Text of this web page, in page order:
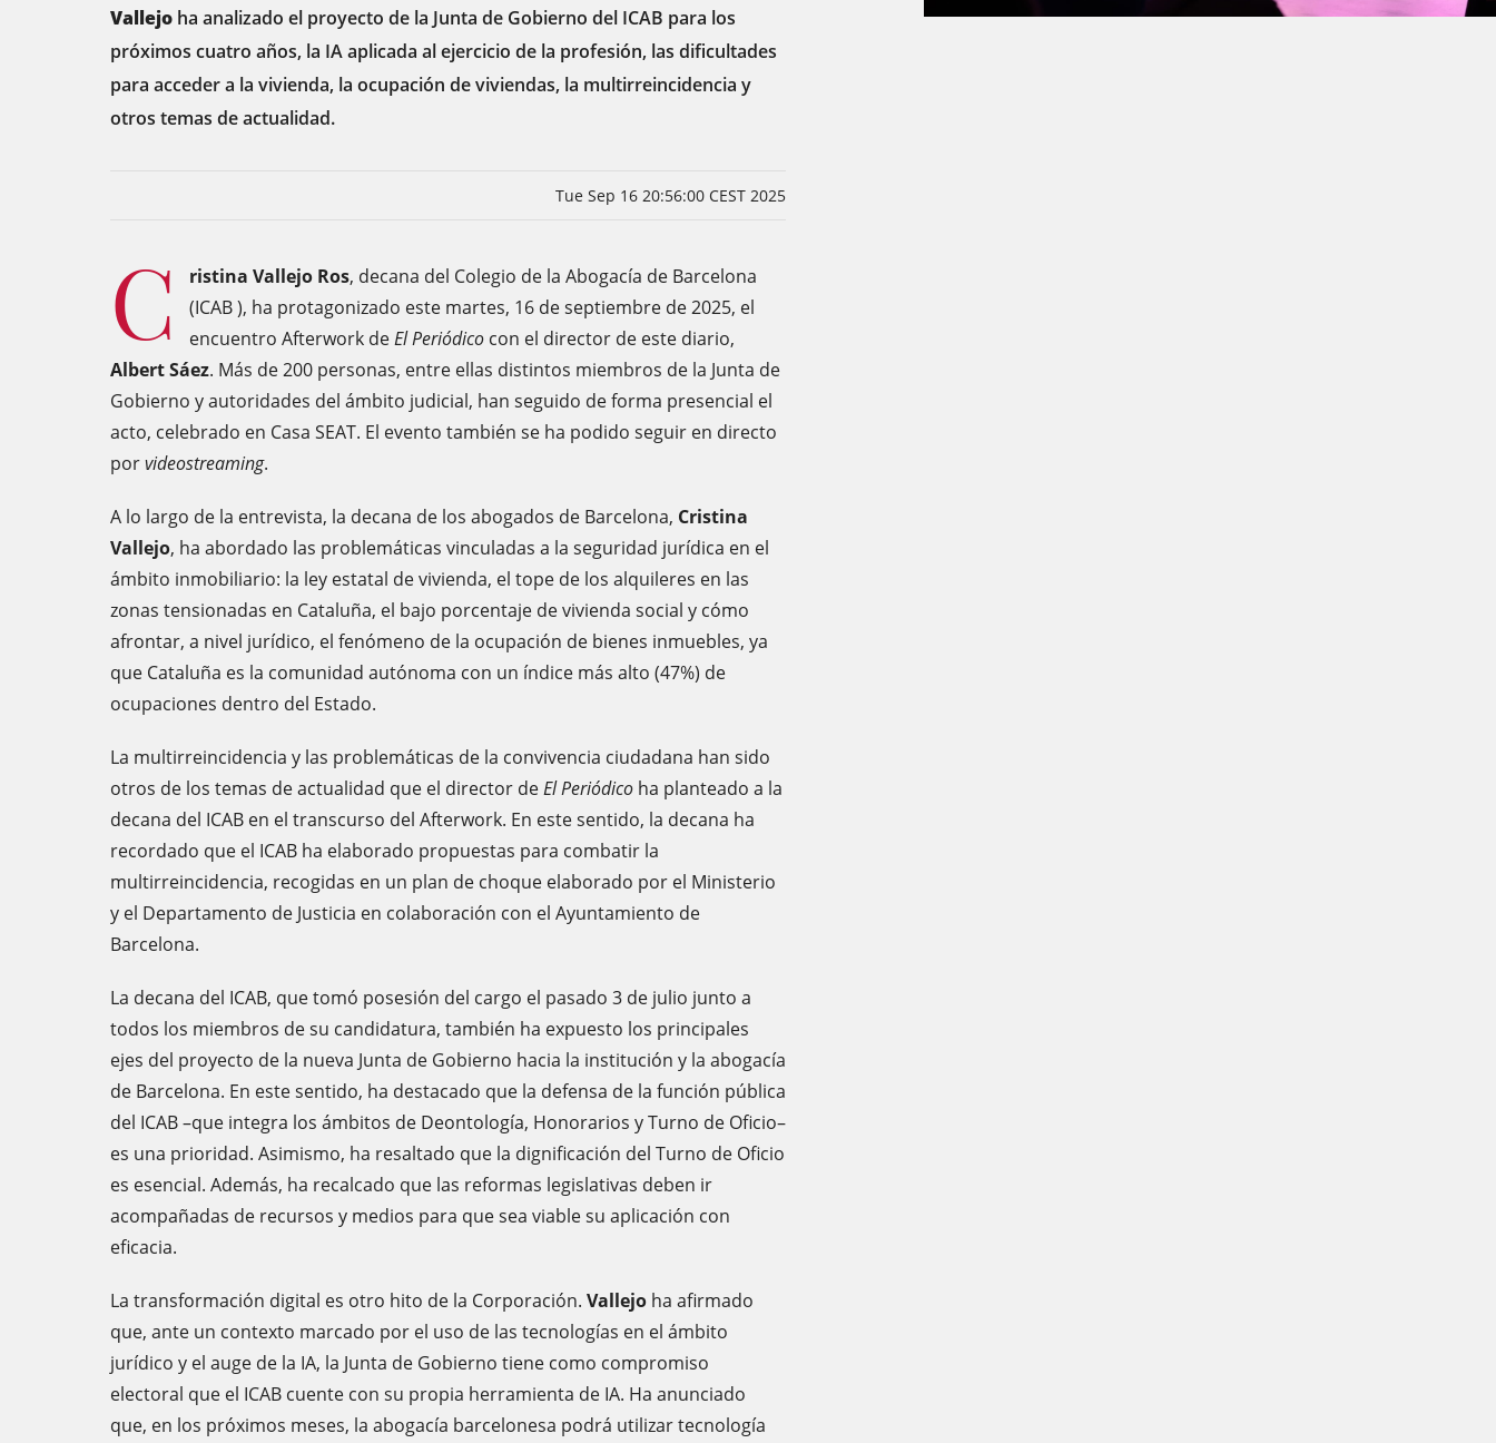
Vallejo ha analizado el proyecto de la Junta de Gobierno del ICAB para los
próximos cuatro años, la IA aplicada al ejercicio de la profesión, las dificultades
para acceder a la vivienda, la ocupación de viviendas, la multirreincidencia y
otros temas de actualidad.
Tue Sep 16 20:56:00 CEST 2025
C ristina Vallejo Ros, decana del Colegio de la Abogacía de Barcelona
(ICAB ), ha protagonizado este martes, 16 de septiembre de 2025, el
encuentro Afterwork deEl Periódico con el director de este diario,
Albert Sáez. Más de 200 personas, entre ellas distintos miembros de la Junta de
Gobierno y autoridades del ámbito judicial, han seguido de forma presencial el
acto, celebrado en Casa SEAT. El evento también se ha podido seguir en directo
porvideostreaming.
A lo largo de la entrevista, la decana de los abogados de Barcelona, ​​ Cristina
Vallejo, ha abordado las problemáticas vinculadas a la seguridad jurídica en el
ámbito inmobiliario: la ley estatal de vivienda, el tope de los alquileres en las
zonas tensionadas en Cataluña, el bajo porcentaje de vivienda social y cómo
afrontar, a nivel jurídico, el fenómeno de la ocupación de bienes inmuebles, ya
que Cataluña es la comunidad autónoma con un índice más alto (47%) de
ocupaciones dentro del Estado.
La multirreincidencia y las problemáticas de la convivencia ciudadana han sido
otros de los temas de actualidad que el director deEl Periódico ha planteado a la
decana del ICAB en el transcurso del Afterwork. En este sentido, la decana ha
recordado que el ICAB ha elaborado propuestas para combatir la
multirreincidencia, recogidas en un plan de choque elaborado por el Ministerio
y el Departamento de Justicia en colaboración con el Ayuntamiento de
Barcelona.
La decana del ICAB, que tomó posesión del cargo el pasado 3 de julio junto a
todos los miembros de su candidatura, también ha expuesto los principales
ejes del proyecto de la nueva Junta de Gobierno hacia la institución y la abogacía
de Barcelona. En este sentido, ha destacado que la defensa de la función pública
del ICAB –que integra los ámbitos de Deontología, Honorarios y Turno de Oficio–
es una prioridad. Asimismo, ha resaltado que la dignificación del Turno de Oficio
es esencial. Además, ha recalcado que las reformas legislativas deben ir
acompañadas de recursos y medios para que sea viable su aplicación con
eficacia.
La transformación digital es otro hito de la Corporación. Vallejo ha afirmado
que, ante un contexto marcado por el uso de las tecnologías en el ámbito
jurídico y el auge de la IA, la Junta de Gobierno tiene como compromiso
electoral que el ICAB cuente con su propia herramienta de IA. Ha anunciado
que, en los próximos meses, la abogacía barcelonesa podrá utilizar tecnología